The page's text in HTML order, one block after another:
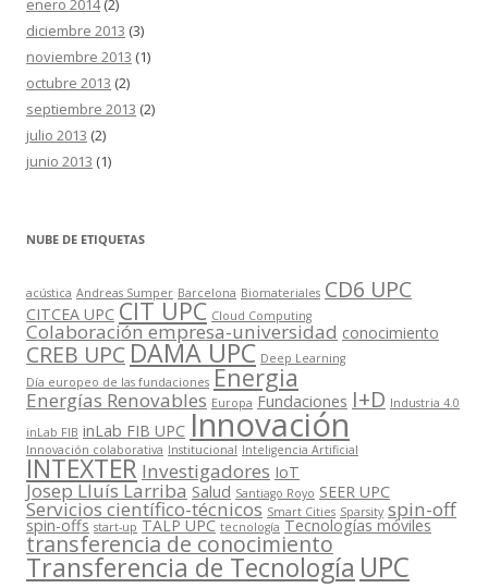
enero 2014(2)
diciembre 2013 (3)
noviembre 2013 (1)
octubre 2013 (2)
septiembre 2013 (2)
julio 2013 (2)
junio 2013 (1)
NUBE DE ETIQUETAS
acústica Andreas Sumper Barcelona Biomateriales CD6 UPC
CITCEA UPC CIT UPC Cloud Computing
Colaboración empresa-universidad conocimiento
CREB UPCDAMA UPC Deep Learning
Día europeo de las fundaciones Energia
Energías Renovables Europa Fundaciones I+D Industria 4.0
inLab FIB inLab FIB UPC Innovación
Innovación colaborativa Institucional Inteligencia Artificial
INTEXTER Investigadores IoT
Josep Lluís Larriba Salud Santiago Royo SEER UPC
Servicios científico-técnicos Smart Cities Sparsity spin-off
spin-offs start-up TALP UPC tecnología Tecnologías móviles
transferencia de conocimiento
Transferencia de Tecnología UPC